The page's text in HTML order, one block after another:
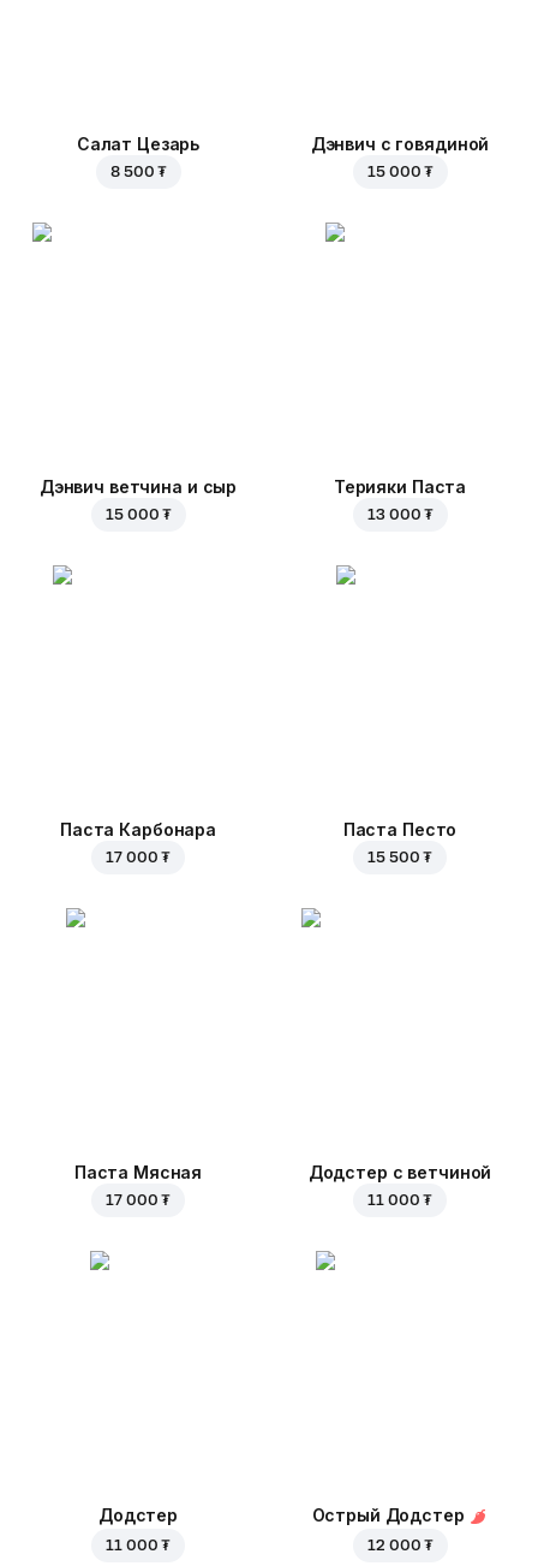
Салат Цезарь
8 500 ₮
Дэнвич с говядиной
15 000 ₮
Дэнвич ветчина и сыр
15 000 ₮
Терияки Паста
13 000 ₮
Паста Карбонара
17 000 ₮
Паста Песто
15 500 ₮
Паста Мясная
17 000 ₮
Додстер с ветчиной
11 000 ₮
Додстер
11 000 ₮
Острый Додстер
12 000 ₮